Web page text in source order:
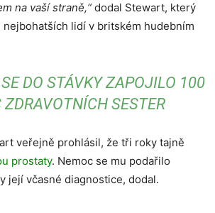
na vaší straně,“dodal Stewart, který
lidí v britském hudebním
DO STÁVKY ZAPOJILO 100
ZDRAVOTNÍCH SESTER
veřejně prohlásil, že tři roky tajně
prostaty. Nemoc se mu podařilo
její včasné diagnostice, dodal.